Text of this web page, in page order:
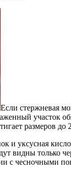
Если стержневая
участок
размеров до
и уксусная
видны только
с чесночными